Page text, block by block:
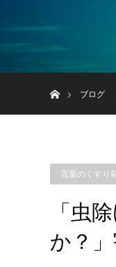
ブログ
言葉のくすり
「虫
か？